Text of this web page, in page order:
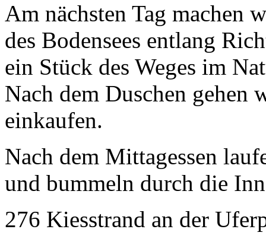
Am nächsten Tag machen
des Bodensees entlang
ein Stück des Weges im
Nach dem Duschen
einkaufen.
Nach dem Mittagessen
und bummeln durch die
276 Kiesstrand an der